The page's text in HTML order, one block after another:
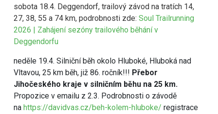
sobota 18.4. Deggendorf, trailový závod na tratích 14,
27, 38, 55 a 74 km, podrobnosti zde: Soul Trailrunning
2026 | Zahájení sezóny trailového běhání v
Deggendorfu
neděle 19.4. Silniční běh okolo Hluboké, Hluboká nad
Vltavou, 25 km běh, již 86. ročník!!! Přebor
Jihočeského kraje v silničním běhu na 25 km.
Propozice v emailu z 2.3. Podrobnosti o závodě
na https://davidvas.cz/beh-kolem-hluboke/ registrace